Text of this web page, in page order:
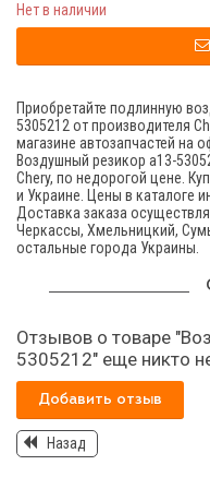
Нет в наличии
Приобретайте подлинную
5305212 от производителя
магазине автозапчастей на
Воздушный резикор а13-
Chery, по недорогой цене.
и Украине. Цены в каталоге
Доставка заказа
Черкассы, Хмельницкий,
остальные города Украины.
Отзывов о товаре
5305212" еще никто
Добавить отзыв
Назад